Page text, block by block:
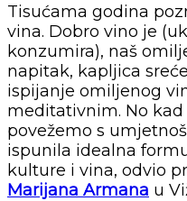
Tisućama godina
vina. Dobro vino je
konzumira), naš
napitak, kapljica
ispijanje omiljenog
meditativnim. No
povežemo s
ispunila idealna
kulture i vina, odvio
Marijana Armana u